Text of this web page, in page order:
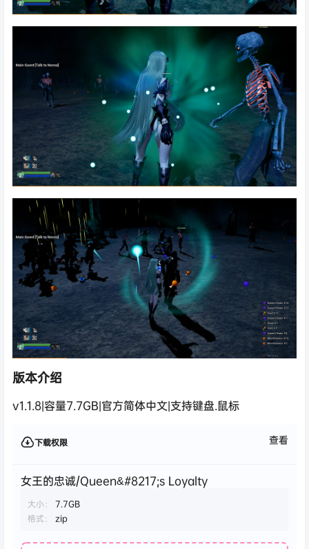
版本介绍
v1.1.8|容量7.7GB|官方简体中文|支持键盘.鼠标
下载权限 查看
女王的忠诚/Queen&#8217;s Loyalty
大小：
7.7GB
格式：
zip